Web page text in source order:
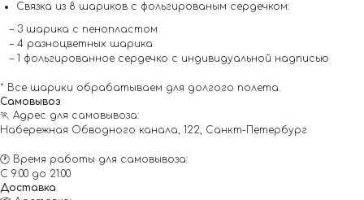
Связка из 8 шариков с фольгированым сердечком:
– 3 шарика с пенопластом
– 4 разноцветных шарика
– 1 фольгированное сердечко с индивидуальной надписью
* Все шарики обрабатываем для долгого полета.
Самовывоз
🏃 Адрес для самовывоза:
Набережная Обводного канала, 122, Санкт-Петербург
🕐 Время работы для самовывоза:
С 9:00 до 21:00
Доставка